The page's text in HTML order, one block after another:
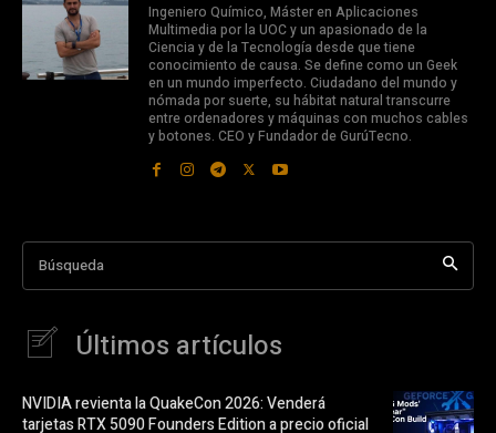
Ingeniero Químico, Máster en Aplicaciones
Multimedia por la UOC y un apasionado de la
Ciencia y de la Tecnología desde que tiene
conocimiento de causa. Se define como un Geek
en un mundo imperfecto. Ciudadano del mundo y
nómada por suerte, su hábitat natural transcurre
entre ordenadores y máquinas con muchos cables
y botones. CEO y Fundador de GurúTecno.
Búsqueda
Últimos artículos
NVIDIA revienta la QuakeCon 2026: Venderá
tarjetas RTX 5090 Founders Edition a precio oficial